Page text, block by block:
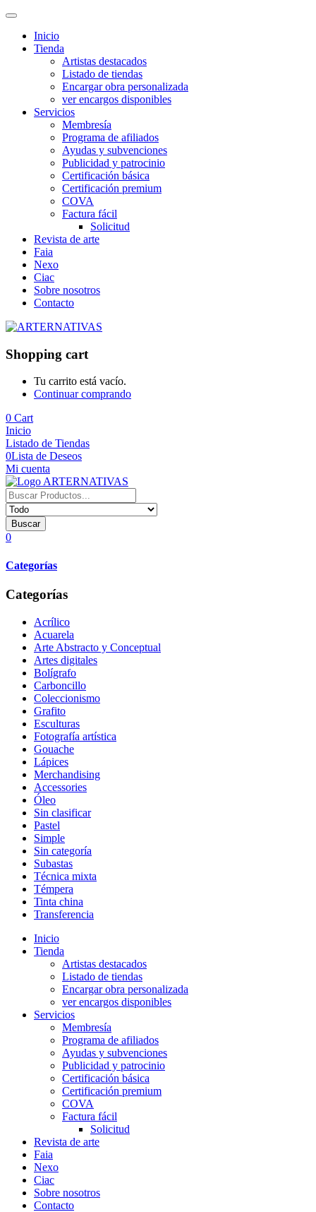
Inicio
Tienda
Artistas destacados
Listado de tiendas
Encargar obra personalizada
ver encargos disponibles
Servicios
Membresía
Programa de afiliados
Ayudas y subvenciones
Publicidad y patrocinio
Certificación básica
Certificación premium
COVA
Factura fácil
Solicitud
Revista de arte
Faia
Nexo
Ciac
Sobre nosotros
Contacto
Shopping cart
Tu carrito está vacío.
Continuar comprando
0 Cart
Inicio
Listado de Tiendas
0Lista de Deseos
Mi cuenta
Buscar
0
Categorías
Categorías
Acrílico
Acuarela
Arte Abstracto y Conceptual
Artes digitales
Bolígrafo
Carboncillo
Coleccionismo
Grafito
Esculturas
Fotografía artística
Gouache
Lápices
Merchandising
Accessories
Óleo
Sin clasificar
Pastel
Simple
Sin categoría
Subastas
Técnica mixta
Témpera
Tinta china
Transferencia
Inicio
Tienda
Artistas destacados
Listado de tiendas
Encargar obra personalizada
ver encargos disponibles
Servicios
Membresía
Programa de afiliados
Ayudas y subvenciones
Publicidad y patrocinio
Certificación básica
Certificación premium
COVA
Factura fácil
Solicitud
Revista de arte
Faia
Nexo
Ciac
Sobre nosotros
Contacto